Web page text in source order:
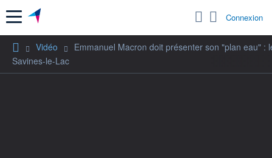
Menu Connexion
Vidéo
Emmanuel Macron doit présenter son "plan eau" :
Savines-le-Lac